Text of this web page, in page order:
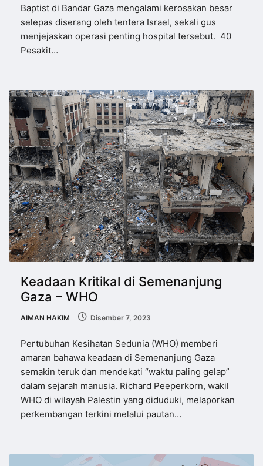
Baptist di Bandar Gaza mengalami kerosakan besar
selepas diserang oleh tentera Israel, sekali gus
menjejaskan operasi penting hospital tersebut. 40
Pesakit…
Keadaan Kritikal di Semenanjung
Gaza – WHO
AIMAN HAKIM Disember 7, 2023
Pertubuhan Kesihatan Sedunia (WHO) memberi
amaran bahawa keadaan di Semenanjung Gaza
semakin teruk dan mendekati “waktu paling gelap”
dalam sejarah manusia. Richard Peeperkorn, wakil
WHO di wilayah Palestin yang diduduki, melaporkan
perkembangan terkini melalui pautan…